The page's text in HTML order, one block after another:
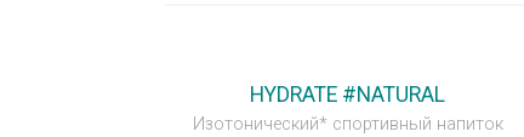
HYDRATE #NATURAL
Изотонический* спортивный напиток